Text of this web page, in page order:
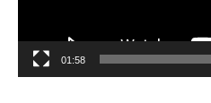
01:58